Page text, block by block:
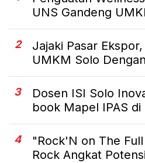
UNS Gandeng
2
Jajaki Pasar
UMKM Solo
3
Dosen ISI Solo
book Mapel IPAS
4
"Rock'N on The
Rock Angkat